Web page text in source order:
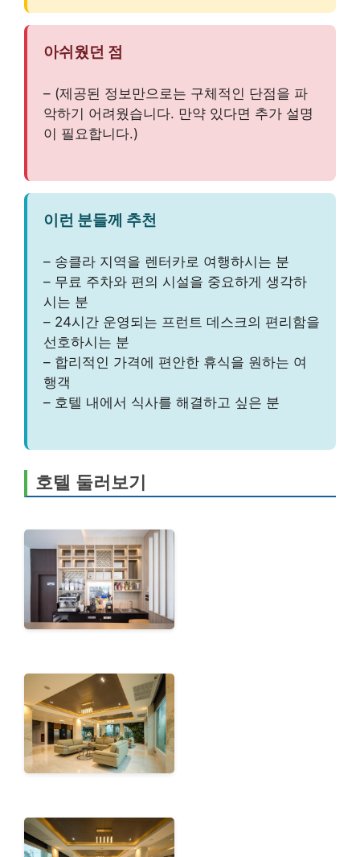
아쉬웠던 점
– (제공된 정보만으로는 구체적인 단점을 파
악하기 어려웠습니다. 만약 있다면 추가 설명
이 필요합니다.)
이런 분들께 추천
– 송클라 지역을 렌터카로 여행하시는 분
– 무료 주차와 편의 시설을 중요하게 생각하
시는 분
– 24시간 운영되는 프런트 데스크의 편리함을
선호하시는 분
– 합리적인 가격에 편안한 휴식을 원하는 여
행객
– 호텔 내에서 식사를 해결하고 싶은 분
호텔 둘러보기